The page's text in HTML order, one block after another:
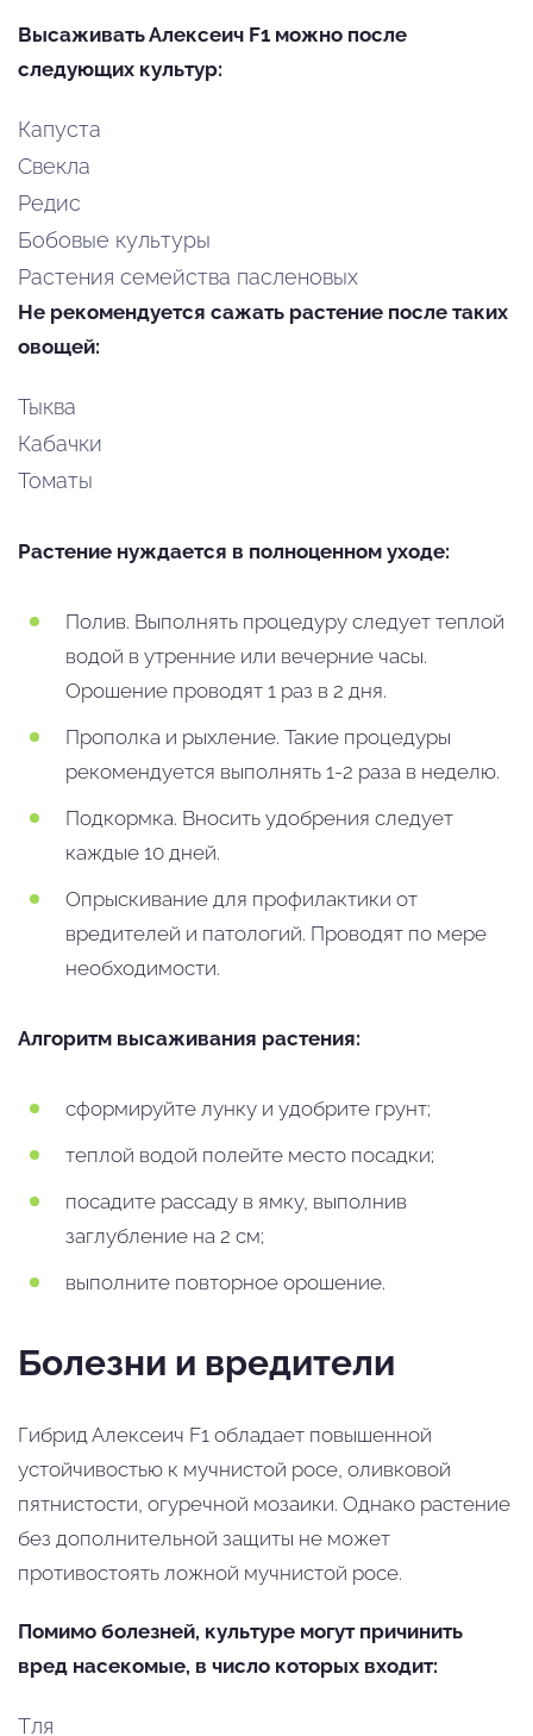
Высаживать Алексеич F1 можно после
следующих культур:
Капуста
Свекла
Редис
Бобовые культуры
Растения семейства пасленовых
Не рекомендуется сажать растение после таких
овощей:
Тыква
Кабачки
Томаты
Растение нуждается в полноценном уходе:
Полив. Выполнять процедуру следует теплой
водой в утренние или вечерние часы.
Орошение проводят 1 раз в 2 дня.
Прополка и рыхление. Такие процедуры
рекомендуется выполнять 1-2 раза в неделю.
Подкормка. Вносить удобрения следует
каждые 10 дней.
Опрыскивание для профилактики от
вредителей и патологий. Проводят по мере
необходимости.
Алгоритм высаживания растения:
сформируйте лунку и удобрите грунт;
теплой водой полейте место посадки;
посадите рассаду в ямку, выполнив
заглубление на 2 см;
выполните повторное орошение.
Болезни и вредители
Гибрид Алексеич F1 обладает повышенной
устойчивостью к мучнистой росе, оливковой
пятнистости, огуречной мозаики. Однако растение
без дополнительной защиты не может
противостоять ложной мучнистой росе.
Помимо болезней, культуре могут причинить
вред насекомые, в число которых входит:
Тля